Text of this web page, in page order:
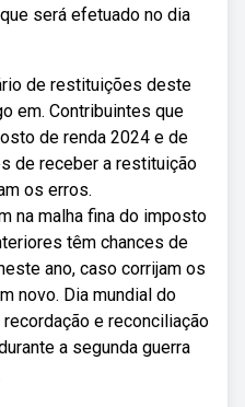
será efetuado no dia
de restituições deste
em. Contribuintes que
de renda 2024 e de
de receber a restituição
os erros.
na malha fina do imposto
têm chances de
ano, caso corrijam os
novo. Dia mundial do
e reconciliação
a segunda guerra